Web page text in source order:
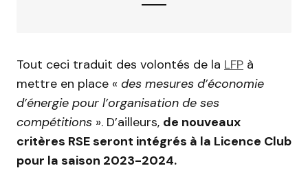
Tout ceci traduit des volontés de la LFP à
mettre en place « des mesures d’économie
d’énergie pour l’organisation de ses
compétitions ». D’ailleurs, de nouveaux
critères RSE seront intégrés à la Licence Club
pour la saison 2023-2024.